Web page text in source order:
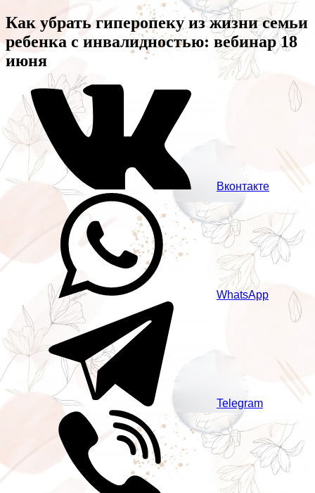
Как убрать гиперопеку из жизни семьи
ребенка с инвалидностью: вебинар 18
июня
Вконтакте
WhatsApp
Telegram